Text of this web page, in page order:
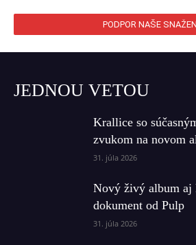
PODPOR NAŠE
JEDNOU VETOU
Krallice so
zvukom na novom
31. júla 2026
Nový živý album aj
dokument od Pulp
31. júla 2026